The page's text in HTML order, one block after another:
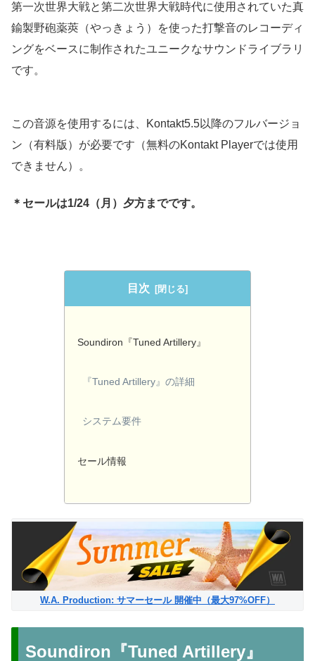
第一次世界大戦と第二次世界大戦時代に使用されていた真
鍮製野砲薬莢（やっきょう）を使った打撃音のレコーディ
ングをベースに制作されたユニークなサウンドライブラリ
です。
この音源を使用するには、Kontakt5.5以降のフルバージョ
ン（有料版）が必要です（無料のKontakt Playerでは使用
できません）。
＊セールは1/24（月）夕方までです。
目次
Soundiron『Tuned Artillery』
『Tuned Artillery』の詳細
システム要件
セール情報
W.A. Production: サマーセール 開催中（最大97%OFF）
Soundiron『Tuned Artillery』